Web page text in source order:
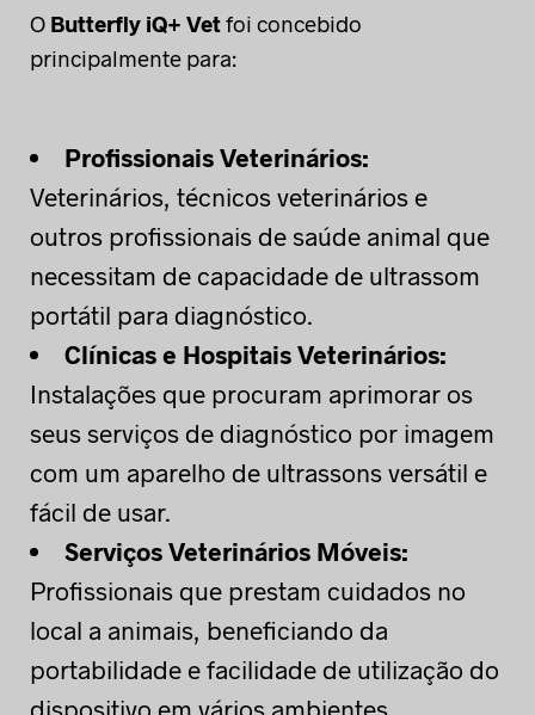
O Butterfly iQ+ Vetfoi concebido
principalmente para:
Profissionais Veterinários:
Veterinários, técnicos veterinários e
outros profissionais de saúde animal que
necessitam de capacidade de ultrassom
portátil para diagnóstico.
Clínicas e Hospitais Veterinários:
Instalações que procuram aprimorar os
seus serviços de diagnóstico por imagem
com um aparelho de ultrassons versátil e
fácil de usar.
Serviços Veterinários Móveis:
Profissionais que prestam cuidados no
local a animais, beneficiando da
portabilidade e facilidade de utilização do
dispositivo em vários ambientes.